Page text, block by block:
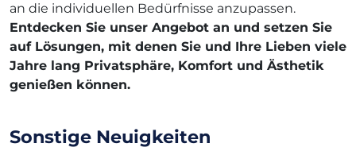
an die individuellen Bedürfnisse anzupassen.
Entdecken Sie unser Angebot an und setzen Sie
auf Lösungen, mit denen Sie und Ihre Lieben viele
Jahre lang Privatsphäre, Komfort und Ästhetik
genießen können.
Sonstige Neuigkeiten